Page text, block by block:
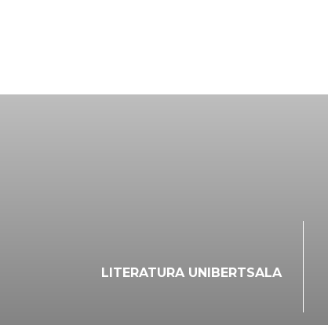
LITERATURA UNIBERTSALA